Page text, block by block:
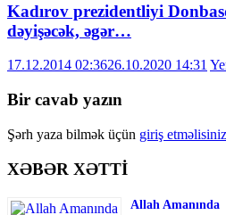
Kadırov prezidentliyi
dəyişəcək, əgər…
17.12.2014 02:3626.10.2020 14:31
Bir cavab yazın
Şərh yaza bilmək üçün giriş etməlisiniz
XƏBƏR XƏTTİ
Allah Amanında